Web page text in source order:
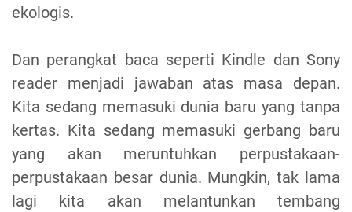
ekologis.
Dan perangkat baca seperti Kindle dan Sony
reader menjadi jawaban atas masa depan.
Kita sedang memasuki dunia baru yang tanpa
kertas. Kita sedang memasuki gerbang baru
yang akan meruntuhkan perpustakaan-
perpustakaan besar dunia. Mungkin, tak lama
lagi kita akan melantunkan tembang